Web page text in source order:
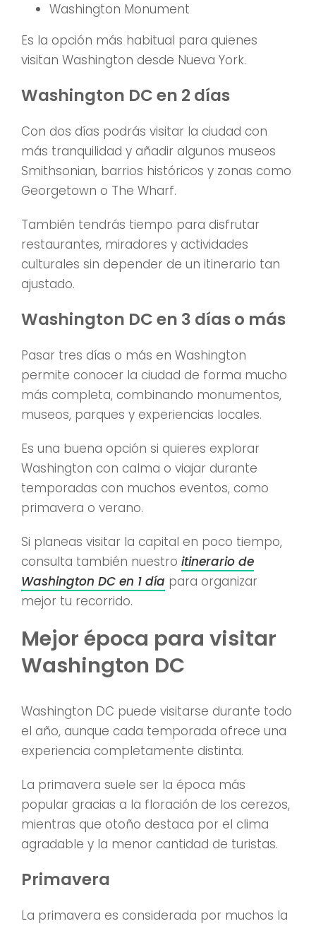
Washington Monument
Es la opción más habitual para quienes
visitan Washington desde Nueva York.
Washington DC en 2 días
Con dos días podrás visitar la ciudad con
más tranquilidad y añadir algunos museos
Smithsonian, barrios históricos y zonas como
Georgetown o The Wharf.
También tendrás tiempo para disfrutar
restaurantes, miradores y actividades
culturales sin depender de un itinerario tan
ajustado.
Washington DC en 3 días o más
Pasar tres días o más en Washington
permite conocer la ciudad de forma mucho
más completa, combinando monumentos,
museos, parques y experiencias locales.
Es una buena opción si quieres explorar
Washington con calma o viajar durante
temporadas con muchos eventos, como
primavera o verano.
Si planeas visitar la capital en poco tiempo,
consulta también nuestro itinerario de
Washington DC en 1 día para organizar
mejor tu recorrido.
Mejor época para visitar
Washington DC
Washington DC puede visitarse durante todo
el año, aunque cada temporada ofrece una
experiencia completamente distinta.
La primavera suele ser la época más
popular gracias a la floración de los cerezos,
mientras que otoño destaca por el clima
agradable y la menor cantidad de turistas.
Primavera
La primavera es considerada por muchos la